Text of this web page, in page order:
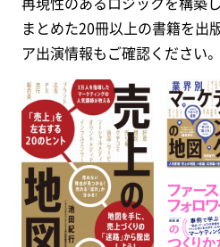
まとめた20冊以上の書籍を出
ア出演情報もご確認ください。